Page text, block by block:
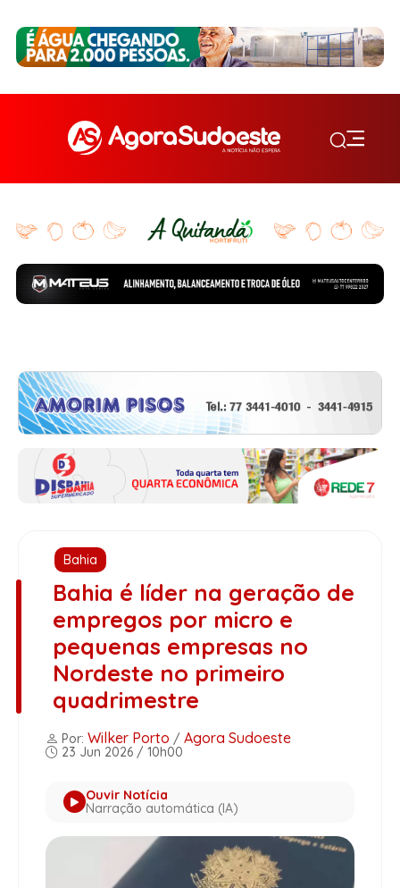
Bahia
Bahia é líder na geração de
empregos por micro e
pequenas empresas no
Nordeste no primeiro
quadrimestre
Por: Wilker Porto / Agora Sudoeste
23 Jun 2026 / 10h00
Ouvir Notícia
Narração automática (IA)